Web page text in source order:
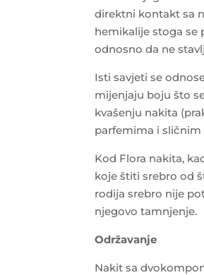
direktni kontakt sa
hemikalije stoga se
odnosno da ne
Isti savjeti se
mijenjaju boju što
kvašenju nakita
parfemima i
Kod Flora nakita,
koje štiti srebro od
rodija srebro nije
njegovo tamnjenje.
Održavanje
Nakit sa